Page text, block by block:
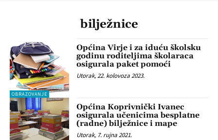
bilježnice
OBRAZOVANJE
Općina Virje i za iduću školsku
godinu roditeljima školaraca
osigurala paket pomoći
Utorak, 22. kolovoza 2023.
Općina Koprivnički Ivanec
osigurala učenicima besplatne
(radne) bilježnice i mape
Utorak, 7. rujna 2021.